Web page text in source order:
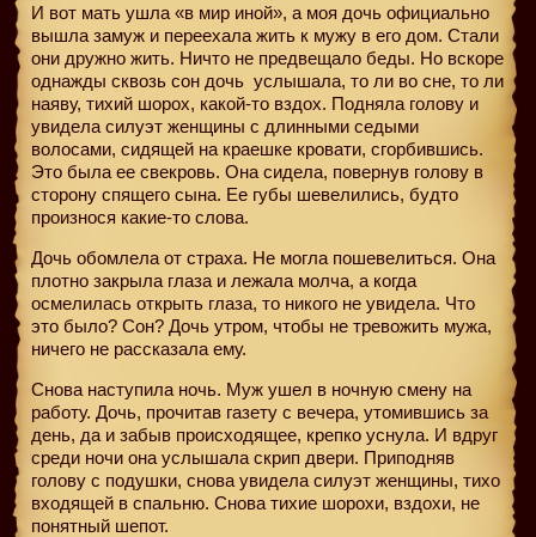
И вот мать ушла «в мир иной», а моя дочь официально
вышла замуж и переехала жить к мужу в его дом. Стали
они дружно жить. Ничто не предвещало беды. Но вскоре
однажды сквозь сон дочь услышала, то ли во сне, то ли
наяву, тихий шорох, какой-то вздох. Подняла голову и
увидела силуэт женщины с длинными седыми
волосами, сидящей на краешке кровати, сгорбившись.
Это была ее свекровь. Она сидела, повернув голову в
сторону спящего сына. Ее губы шевелились, будто
произнося какие-то слова.
Дочь обомлела от страха. Не могла пошевелиться. Она
плотно закрыла глаза и лежала молча, а когда
осмелилась открыть глаза, то никого не увидела. Что
это было? Сон? Дочь утром, чтобы не тревожить мужа,
ничего не рассказала ему.
Снова наступила ночь. Муж ушел в ночную смену на
работу. Дочь, прочитав газету с вечера, утомившись за
день, да и забыв происходящее, крепко уснула. И вдруг
среди ночи она услышала скрип двери. Приподняв
голову с подушки, снова увидела силуэт женщины, тихо
входящей в спальню. Снова тихие шорохи, вздохи, не
понятный шепот.